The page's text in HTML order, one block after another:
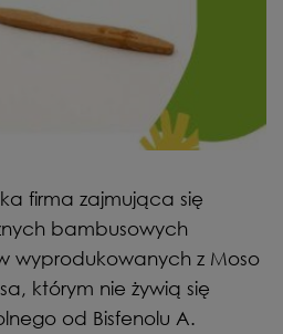
firma zajmująca się
bambusowych
wyprodukowanych z Moso
którym nie żywią się
od Bisfenolu A.